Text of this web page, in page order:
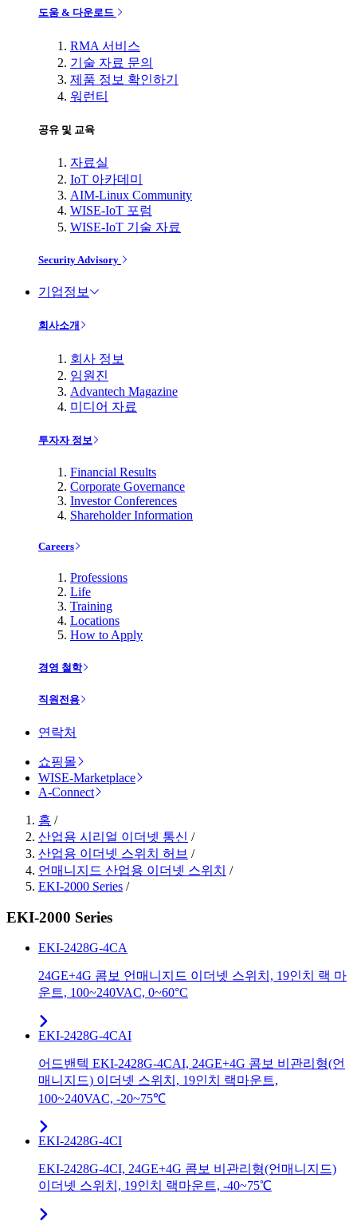
도움 & 다운로드
RMA 서비스
기술 자료 문의
제품 정보 확인하기
워런티
공유 및 교육
자료실
IoT 아카데미
AIM-Linux Community
WISE-IoT 포럼
WISE-IoT 기술 자료
Security Advisory
기업정보
회사소개
회사 정보
임원진
Advantech Magazine
미디어 자료
투자자 정보
Financial Results
Corporate Governance
Investor Conferences
Shareholder Information
Careers
Professions
Life
Training
Locations
How to Apply
경영 철학
직원전용
연락처
쇼핑몰
WISE-Marketplace
A-Connect
홈 /
산업용 시리얼 이더넷 통신 /
산업용 이더넷 스위치 허브 /
언매니지드 산업용 이더넷 스위치 /
EKI-2000 Series /
EKI-2000 Series
EKI-2428G-4CA
24GE+4G 콤보 언매니지드 이더넷 스위치, 19인치 랙 마
운트, 100~240VAC, 0~60°C
EKI-2428G-4CAI
어드밴텍 EKI-2428G-4CAI, 24GE+4G 콤보 비관리형(언
매니지드) 이더넷 스위치, 19인치 랙마운트,
100~240VAC, -20~75℃
EKI-2428G-4CI
EKI-2428G-4CI, 24GE+4G 콤보 비관리형(언매니지드)
이더넷 스위치, 19인치 랙마운트, -40~75℃